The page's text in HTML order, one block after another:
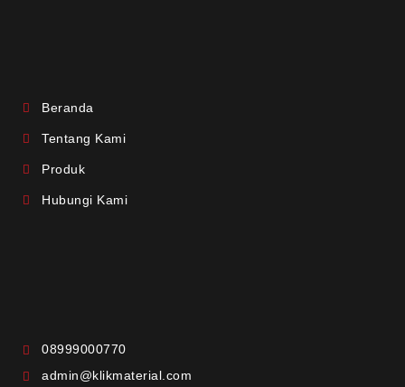
Beranda
Tentang Kami
Produk
Hubungi Kami
08999000770
admin@klikmaterial.com